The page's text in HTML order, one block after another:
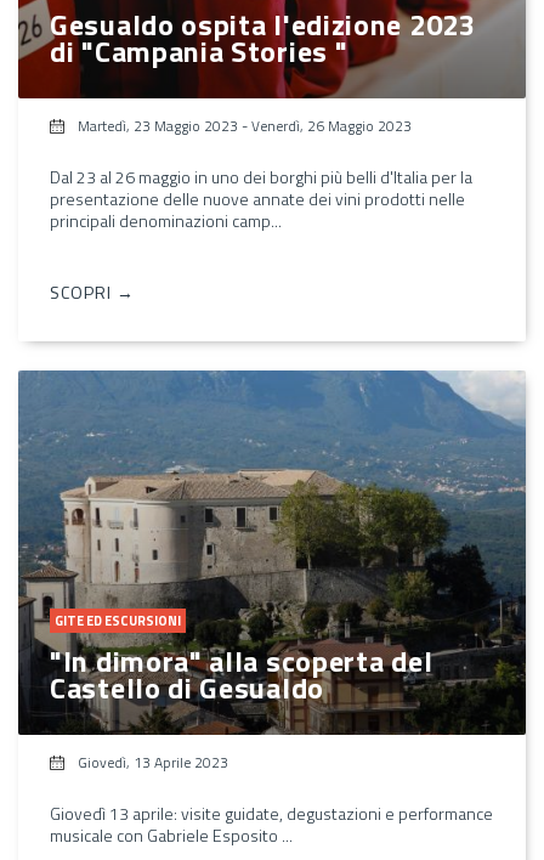
Gesualdo ospita l'edizione 2023
di "Campania Stories "
Martedì, 23 Maggio 2023 -Venerdì, 26 Maggio 2023
Dal 23 al 26 maggio in uno dei borghi più belli d'Italia per la
presentazione delle nuove annate dei vini prodotti nelle
principali denominazioni camp...
SCOPRI →
GITE ED ESCURSIONI
"In dimora" alla scoperta del
Castello di Gesualdo
Giovedì, 13 Aprile 2023
Giovedì 13 aprile: visite guidate, degustazioni e performance
musicale con Gabriele Esposito ...